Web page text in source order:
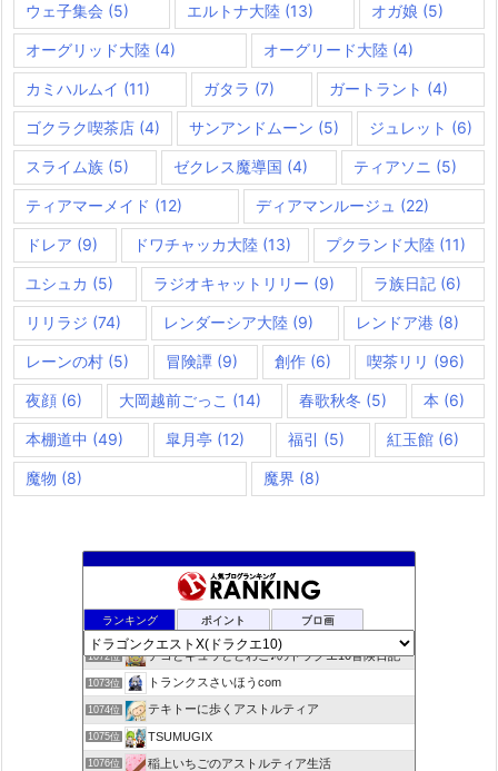
ウェ子集会 (5) エルトナ大陸 (13) オガ娘 (5)
オーグリッド大陸 (4) オーグリード大陸 (4)
カミハルムイ (11) ガタラ (7) ガートラント (4)
ゴクラク喫茶店 (4) サンアンドムーン (5) ジュレット (6)
スライム族 (5) ゼクレス魔導国 (4) ティアソニ (5)
ティアマーメイド (12) ディアマンルージュ (22)
ドレア (9) ドワチャッカ大陸(13) プクランド大陸 (11)
ユシュカ (5) ラジオキャットリリー (9) ラ族日記 (6)
リリラジ (74) レンダーシア大陸 (9) レンドア港 (8)
レーンの村 (5) 冒険譚(9) 創作(6) 喫茶リリ (96)
夜顔 (6) 大岡越前ごっこ (14) 春歌秋冬 (5) 本 (6)
本棚道中 (49) 皐月亭 (12) 福引 (5) 紅玉館(6)
魔物 (8) 魔界 (8)
ランキング ポイント ブロ画
咲くやこのはな
1071位 ドラクエ10ラウラの日常とチーム運営ブログ
1072位 デコとギュッとどわこ♪のドラクエ10冒険日記
1073位 トランクスさいほうcom
1074位 テキトーに歩くアストルティア
1075位 TSUMUGIX
1076位 稲上いちごのアストルティア生活